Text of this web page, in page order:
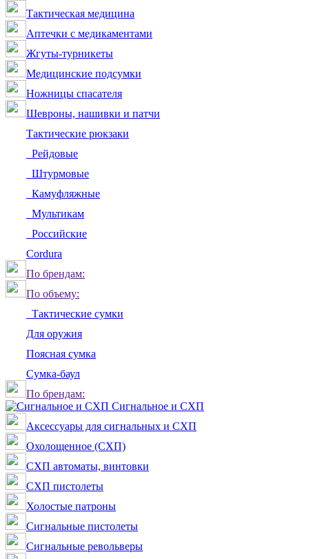
Тактическая медицина
Аптечки с медикаментами
Жгуты-турникеты
Медицинские подсумки
Ножницы спасателя
Шевроны, нашивки и патчи
Тактические рюкзаки
Рейдовые
Штурмовые
Камуфляжные
Мультикам
Российские
Сordura
По брендам:
По объему:
Тактические сумки
Для оружия
Поясная сумка
Сумка-баул
По брендам:
Сигнальное и СХП
Аксессуары для сигнальных и СХП
Охолощенное (СХП)
СХП автоматы, винтовки
СХП пистолеты
Холостые патроны
Сигнальные пистолеты
Сигнальные револьверы